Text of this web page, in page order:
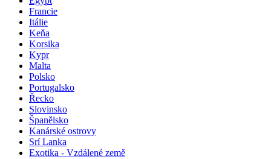
Egypt
Francie
Itálie
Keňa
Korsika
Kypr
Malta
Polsko
Portugalsko
Řecko
Slovinsko
Španělsko
Kanárské ostrovy
Srí Lanka